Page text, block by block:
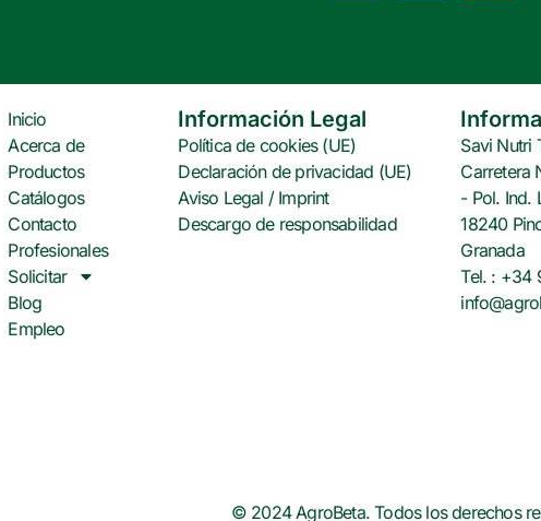
o
o
k
e
r
e
s
t
Inicio
Acerca de
Productos
Catálogos
Contacto
Profesionales
Solicitar
Blog
Empleo
Información Legal
Política de cookies (UE)
Declaración de privacidad (UE)
Aviso Legal / Imprint
Descargo de responsabilidad
Savi Nutri
Carretera
- Pol. Ind.
18240
Granada
Tel. : +34
© 2024 AgroBeta. Todos los derechos